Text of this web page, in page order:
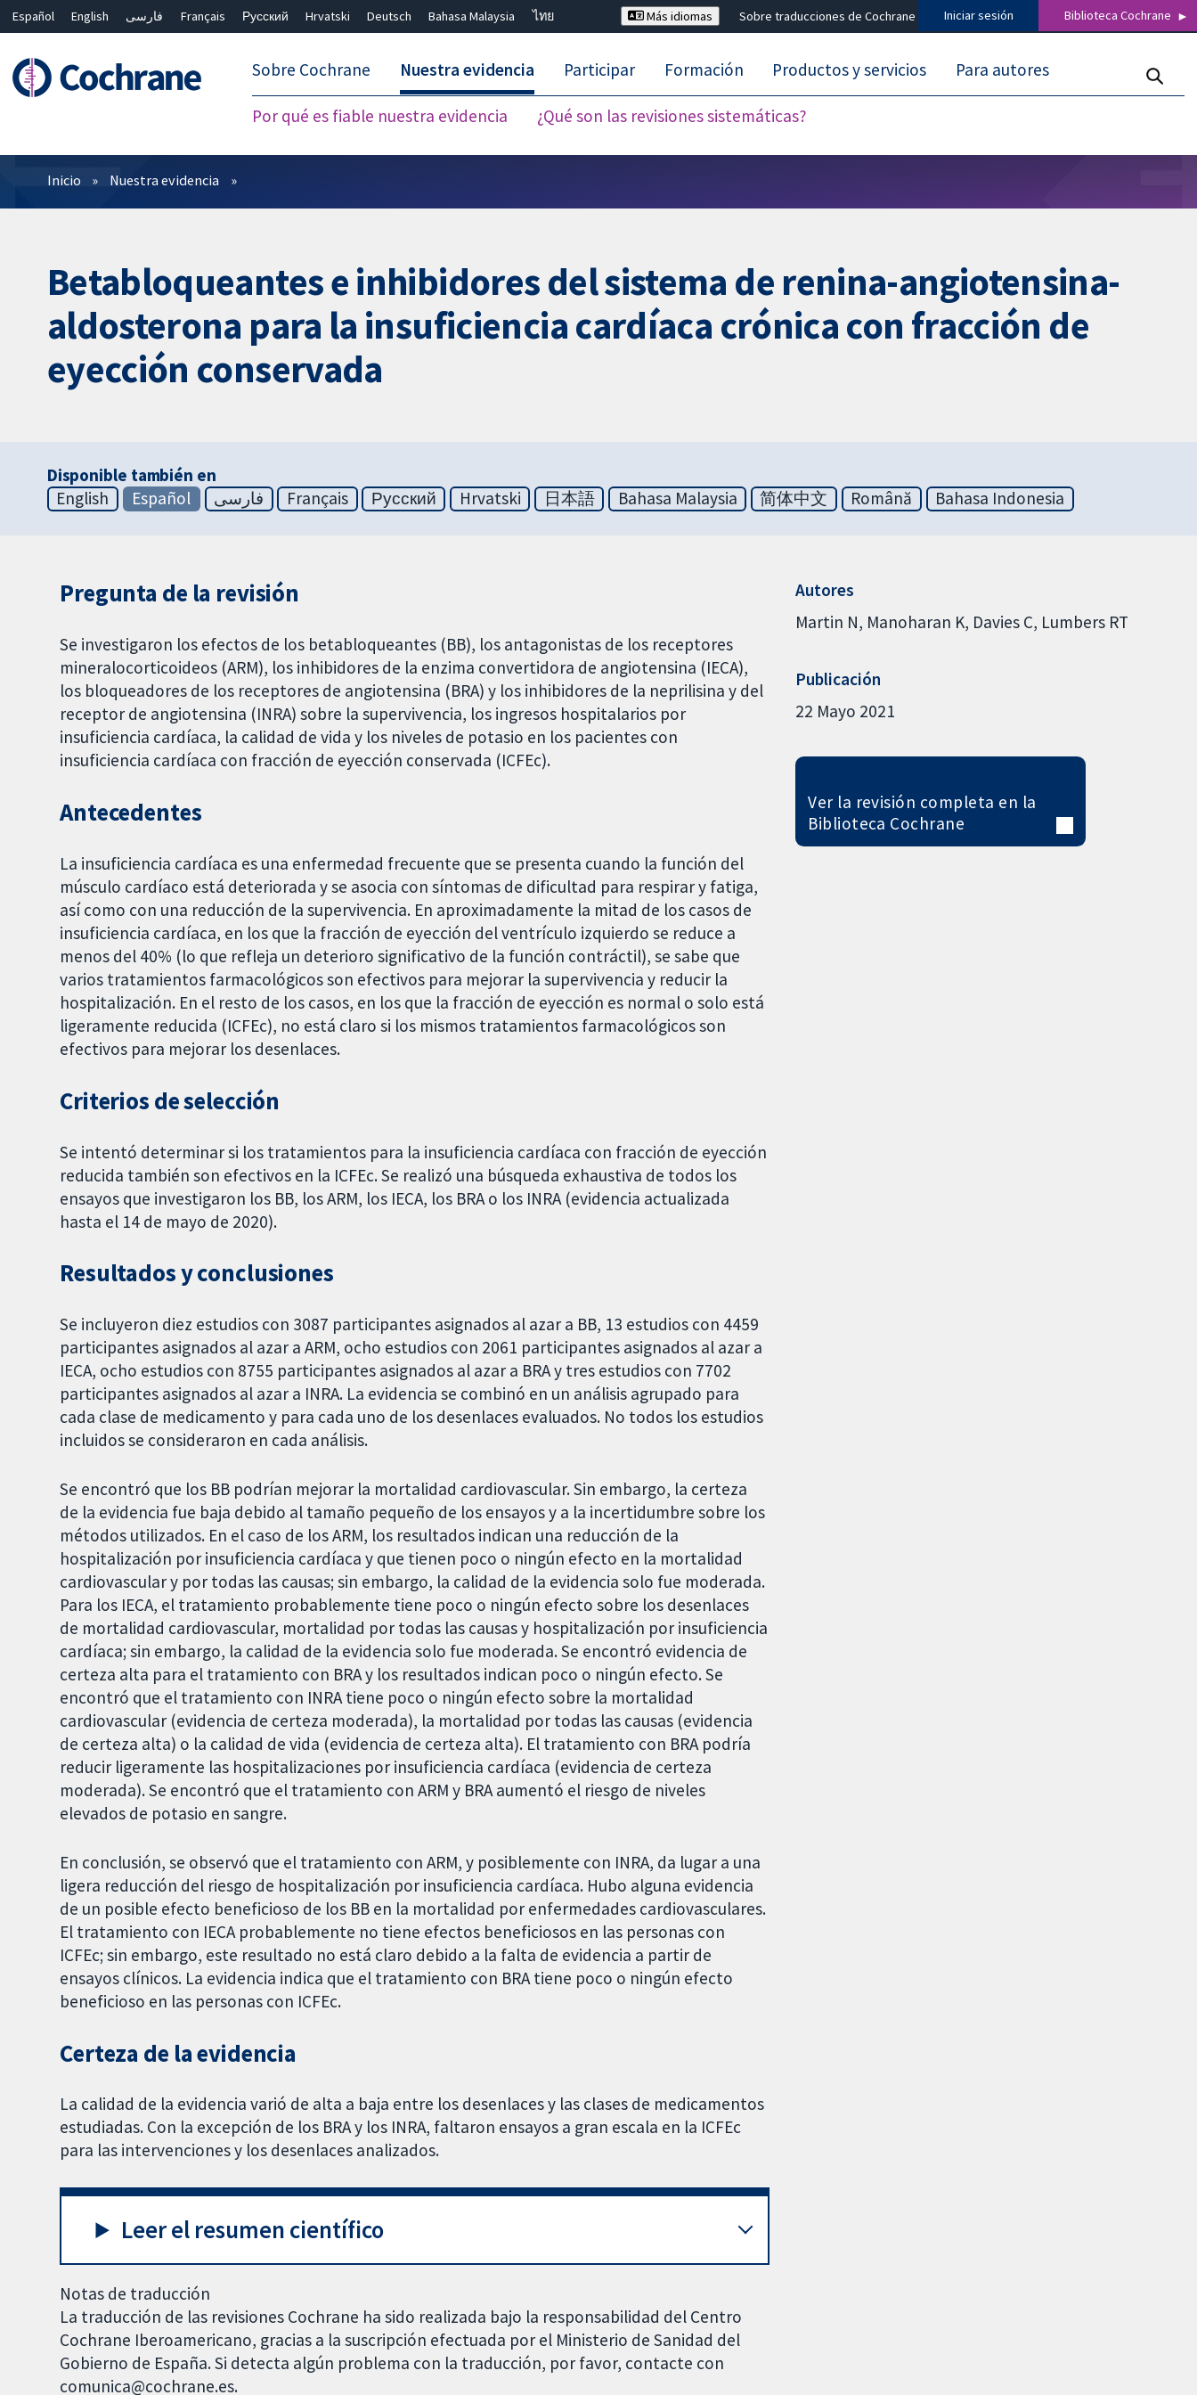
Español English فارسی Français Русский Hrvatski Deutsch Bahasa Malaysia
ไทย
Más idiomas Sobre traducciones de Cochrane Iniciar sesión Biblioteca Cochrane
Sobre Cochrane Nuestra evidencia
Por qué es fiable nuestra evidencia ¿Qué son las revisiones sistemáticas?
Participar Formación Productos y servicios Para autores
Filtros
Inicio Nuestra evidencia
Betabloqueantes e inhibidores del sistema de renina-angiotensina-
aldosterona para la insuficiencia cardíaca crónica con fracción de
eyección conservada
Disponible también en
English
Español فارسی Français Русский Hrvatski 日本語 Bahasa Malaysia 简体中文 Română Bahasa Indonesia
Pregunta de la revisión
Se investigaron los efectos de los betabloqueantes (BB), los antagonistas de los receptores
mineralocorticoideos (ARM), los inhibidores de la enzima convertidora de angiotensina (IECA),
los bloqueadores de los receptores de angiotensina (BRA) y los inhibidores de la neprilisina y del
receptor de angiotensina (INRA) sobre la supervivencia, los ingresos hospitalarios por
insuficiencia cardíaca, la calidad de vida y los niveles de potasio en los pacientes con
insuficiencia cardíaca con fracción de eyección conservada (ICFEc).
Antecedentes
La insuficiencia cardíaca es una enfermedad frecuente que se presenta cuando la función del
músculo cardíaco está deteriorada y se asocia con síntomas de dificultad para respirar y fatiga,
así como con una reducción de la supervivencia. En aproximadamente la mitad de los casos de
insuficiencia cardíaca, en los que la fracción de eyección del ventrículo izquierdo se reduce a
menos del 40% (lo que refleja un deterioro significativo de la función contráctil), se sabe que
varios tratamientos farmacológicos son efectivos para mejorar la supervivencia y reducir la
hospitalización. En el resto de los casos, en los que la fracción de eyección es normal o solo está
ligeramente reducida (ICFEc), no está claro si los mismos tratamientos farmacológicos son
efectivos para mejorar los desenlaces.
Criterios de selección
Se intentó determinar si los tratamientos para la insuficiencia cardíaca con fracción de eyección
reducida también son efectivos en la ICFEc. Se realizó una búsqueda exhaustiva de todos los
ensayos que investigaron los BB, los ARM, los IECA, los BRA o los INRA (evidencia actualizada
hasta el 14 de mayo de 2020).
Resultados y conclusiones
Se incluyeron diez estudios con 3087 participantes asignados al azar a BB, 13 estudios con 4459
participantes asignados al azar a ARM, ocho estudios con 2061 participantes asignados al azar a
IECA, ocho estudios con 8755 participantes asignados al azar a BRA y tres estudios con 7702
participantes asignados al azar a INRA. La evidencia se combinó en un análisis agrupado para
cada clase de medicamento y para cada uno de los desenlaces evaluados. No todos los estudios
incluidos se consideraron en cada análisis.
Se encontró que los BB podrían mejorar la mortalidad cardiovascular. Sin embargo, la certeza
de la evidencia fue baja debido al tamaño pequeño de los ensayos y a la incertidumbre sobre los
métodos utilizados. En el caso de los ARM, los resultados indican una reducción de la
hospitalización por insuficiencia cardíaca y que tienen poco o ningún efecto en la mortalidad
cardiovascular y por todas las causas; sin embargo, la calidad de la evidencia solo fue moderada.
Para los IECA, el tratamiento probablemente tiene poco o ningún efecto sobre los desenlaces
de mortalidad cardiovascular, mortalidad por todas las causas y hospitalización por insuficiencia
cardíaca; sin embargo, la calidad de la evidencia solo fue moderada. Se encontró evidencia de
certeza alta para el tratamiento con BRA y los resultados indican poco o ningún efecto. Se
encontró que el tratamiento con INRA tiene poco o ningún efecto sobre la mortalidad
cardiovascular (evidencia de certeza moderada), la mortalidad por todas las causas (evidencia
de certeza alta) o la calidad de vida (evidencia de certeza alta). El tratamiento con BRA podría
reducir ligeramente las hospitalizaciones por insuficiencia cardíaca (evidencia de certeza
moderada). Se encontró que el tratamiento con ARM y BRA aumentó el riesgo de niveles
elevados de potasio en sangre.
En conclusión, se observó que el tratamiento con ARM, y posiblemente con INRA, da lugar a una
ligera reducción del riesgo de hospitalización por insuficiencia cardíaca. Hubo alguna evidencia
de un posible efecto beneficioso de los BB en la mortalidad por enfermedades cardiovasculares.
El tratamiento con IECA probablemente no tiene efectos beneficiosos en las personas con
ICFEc; sin embargo, este resultado no está claro debido a la falta de evidencia a partir de
ensayos clínicos. La evidencia indica que el tratamiento con BRA tiene poco o ningún efecto
beneficioso en las personas con ICFEc.
Certeza de la evidencia
La calidad de la evidencia varió de alta a baja entre los desenlaces y las clases de medicamentos
estudiadas. Con la excepción de los BRA y los INRA, faltaron ensayos a gran escala en la ICFEc
para las intervenciones y los desenlaces analizados.
Leer el resumen científico
Notas de traducción
La traducción de las revisiones Cochrane ha sido realizada bajo la responsabilidad del Centro
Cochrane Iberoamericano, gracias a la suscripción efectuada por el Ministerio de Sanidad del
Gobierno de España. Si detecta algún problema con la traducción, por favor, contacte con
comunica@cochrane.es.
Autores
Martin N Manoharan K Davies C Lumbers RT
Publicación
22 Mayo 2021
Ver la revisión completa en la
Biblioteca Cochrane